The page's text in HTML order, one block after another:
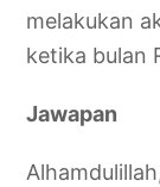
melakukan
ketika bulan
Jawapan